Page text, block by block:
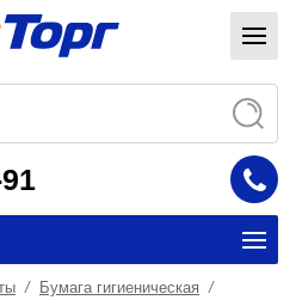
Бумага гигиеническая